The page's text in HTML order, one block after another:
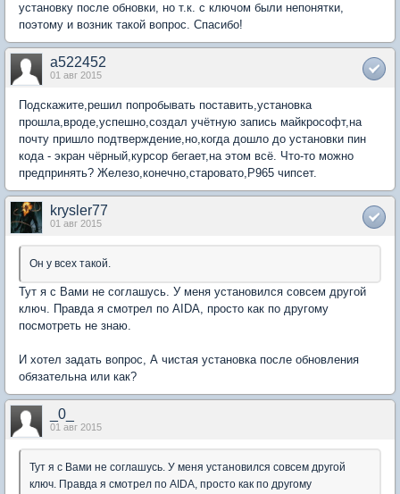
установку после обновки, но т.к. с ключом были непонятки,
поэтому и возник такой вопрос. Спасибо!
a522452
01 авг 2015
Подскажите,решил попробывать поставить,установка
прошла,вроде,успешно,создал учётную запись майкрософт,на
почту пришло подтверждение,но,когда дошло до установки пин
кода - экран чёрный,курсор бегает,на этом всё. Что-то можно
предпринять? Железо,конечно,старовато,P965 чипсет.
krysler77
01 авг 2015
Он у всех такой.
Тут я с Вами не соглашусь. У меня установился совсем другой
ключ. Правда я смотрел по AIDA, просто как по другому
посмотреть не знаю.
И хотел задать вопрос, А чистая установка после обновления
обязательна или как?
_0_
01 авг 2015
Тут я с Вами не соглашусь. У меня установился совсем другой
ключ. Правда я смотрел по AIDA, просто как по другому